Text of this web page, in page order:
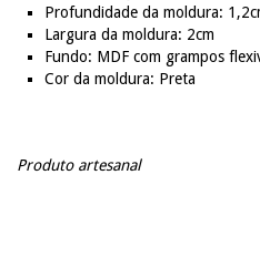
Profundidade da moldura:
Largura da moldura: 2cm
Fundo: MDF com grampos
Cor da moldura: Preta
Produto artesanal